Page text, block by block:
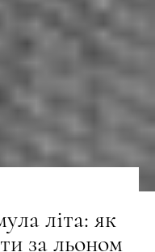
літа: як
за льоном